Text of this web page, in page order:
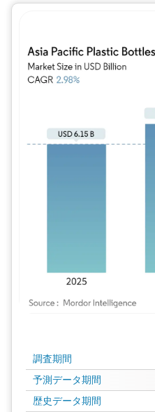
調査期間
予測データ期間
歴史データ期間